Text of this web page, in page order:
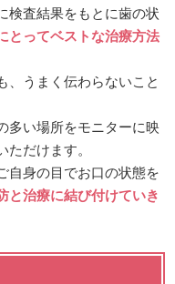
検査結果をもとに歯の状
とってベストな治療方法
、うまく伝わらないこと
多い場所をモニターに映
ただけます。
自身の目でお口の状態を
と治療に結び付けていき